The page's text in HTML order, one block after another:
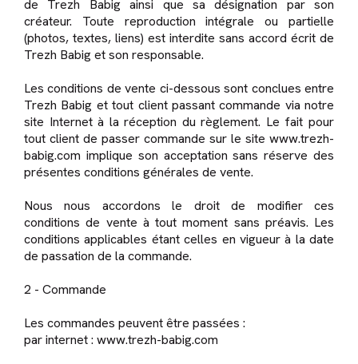
de Trezh Babig ainsi que sa désignation par son
créateur. Toute reproduction intégrale ou partielle
(photos, textes, liens) est interdite sans accord écrit de
Trezh Babig et son responsable.
Les conditions de vente ci-dessous sont conclues entre
Trezh Babig et tout client passant commande via notre
site Internet à la réception du règlement. Le fait pour
tout client de passer commande sur le site www.trezh-
babig.com implique son acceptation sans réserve des
présentes conditions générales de vente.
Nous nous accordons le droit de modifier ces
conditions de vente à tout moment sans préavis. Les
conditions applicables étant celles en vigueur à la date
de passation de la commande.
2 - Commande
Les commandes peuvent être passées :
par internet : www.trezh-babig.com